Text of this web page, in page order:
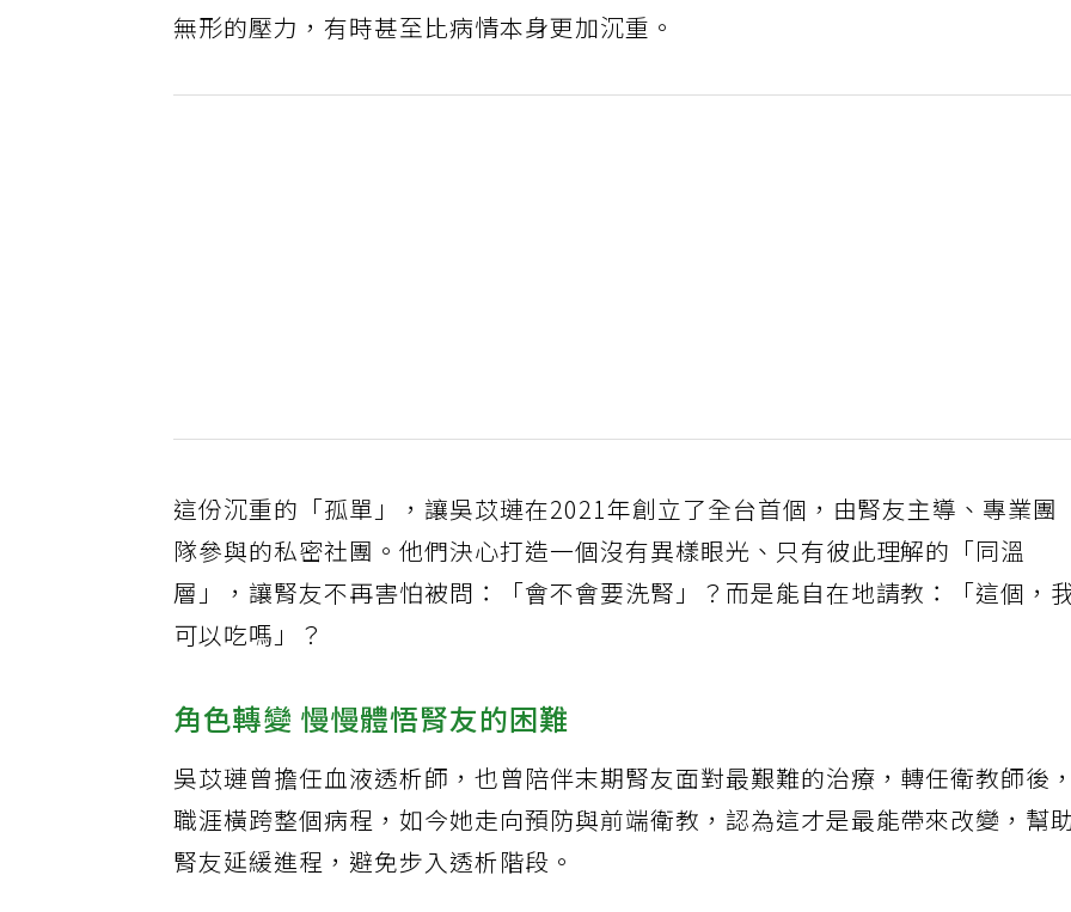
無形的壓力，有時甚至比病情本身更加沉重。
這份沉重的「孤單」，讓吳苡璉在2021年創立了全台首個，由腎友主導、專業團
隊參與的私密社團。他們決心打造一個沒有異樣眼光、只有彼此理解的「同溫
層」，讓腎友不再害怕被問：「會不會要洗腎」？而是能自在地請教：「這個，
可以吃嗎」？
角色轉變 慢慢體悟腎友的困難
吳苡璉曾擔任血液透析師，也曾陪伴末期腎友面對最艱難的治療，轉任衛教師後
職涯橫跨整個病程，如今她走向預防與前端衛教，認為這才是最能帶來改變，幫
腎友延緩進程，避免步入透析階段。